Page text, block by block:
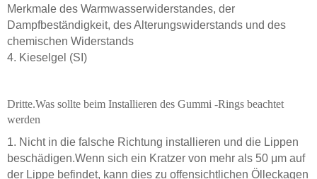
Merkmale des Warmwasserwiderstandes, der
Dampfbeständigkeit, des Alterungswiderstands und des
chemischen Widerstands
4. Kieselgel (SI)
Dritte.Was sollte beim Installieren des Gummi -Rings beachtet
werden
1. Nicht in die falsche Richtung installieren und die Lippen
beschädigen.Wenn sich ein Kratzer von mehr als 50 μm auf
der Lippe befindet, kann dies zu offensichtlichen Ölleckagen